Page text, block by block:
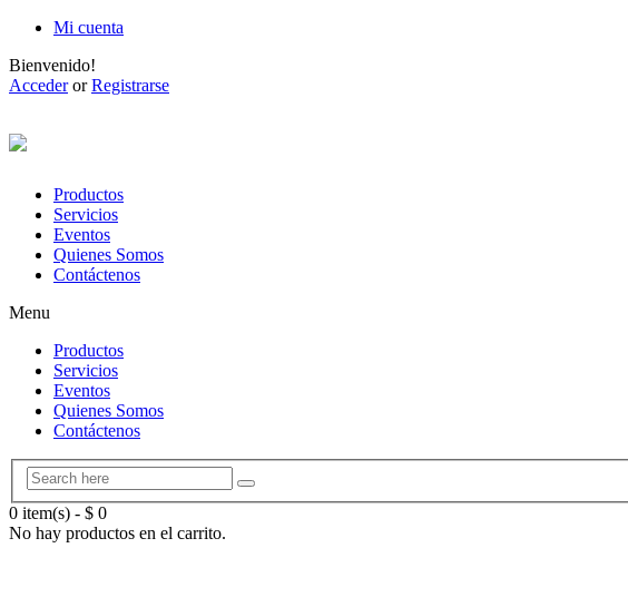
Mi cuenta
Bienvenido!
AccederorRegistrarse
Productos
Servicios
Eventos
Quienes Somos
Contáctenos
Menu
Productos
Servicios
Eventos
Quienes Somos
Contáctenos
0 item(s) - $ 0
No hay productos en el carrito.